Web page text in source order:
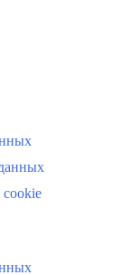
cookie